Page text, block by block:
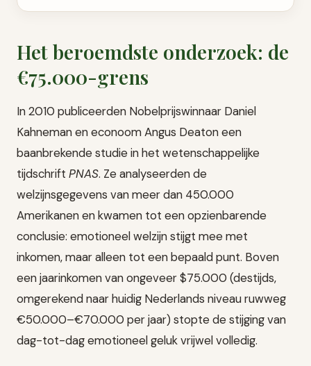
Het beroemdste onderzoek: de
€75.000-grens
In 2010 publiceerden Nobelprijswinnaar Daniel
Kahneman en econoom Angus Deaton een
baanbrekende studie in het wetenschappelijke
tijdschrift PNAS. Ze analyseerden de
welzijnsgegevens van meer dan 450.000
Amerikanen en kwamen tot een opzienbarende
conclusie: emotioneel welzijn stijgt mee met
inkomen, maar alleen tot een bepaald punt. Boven
een jaarinkomen van ongeveer $75.000 (destijds,
omgerekend naar huidig Nederlands niveau ruwweg
€50.000–€70.000 per jaar) stopte de stijging van
dag-tot-dag emotioneel geluk vrijwel volledig.